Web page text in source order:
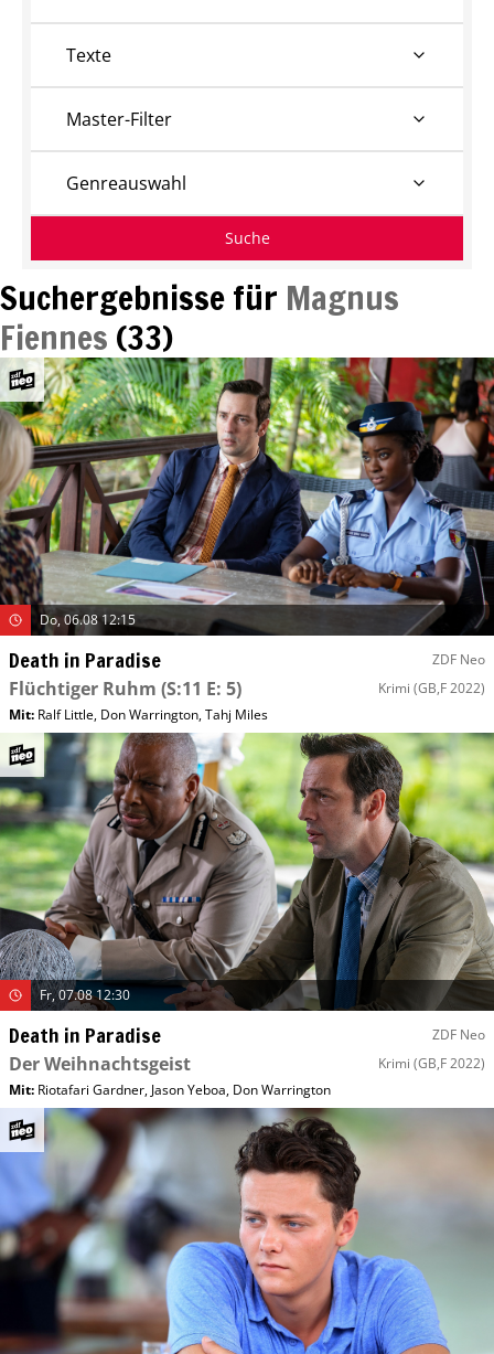
Suchergebnisse für Magnus
Fiennes (33)
Do, 06.08 12:15
Death in Paradise ZDF Neo
Flüchtiger Ruhm (S:11 E: 5) Krimi (GB,F 2022)
Mit: Ralf Little, Don Warrington,Tahj Miles
Fr, 07.08 12:30
Death in Paradise ZDF Neo
Der Weihnachtsgeist Krimi (GB,F 2022)
Mit: Riotafari Gardner, Jason Yeboa, Don Warrington
Texte
Master-Filter
Genreauswahl
Suche